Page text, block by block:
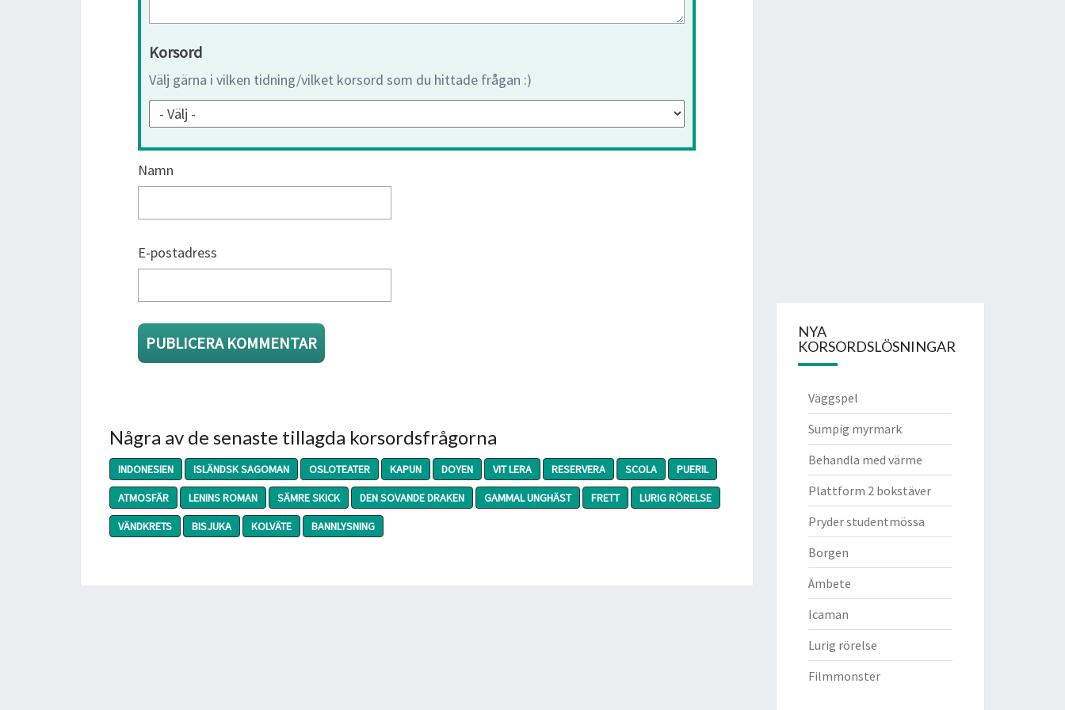
Korsord
Välj gärna i vilken tidning/vilket korsord som du hittade frågan :)
Namn
E-postadress
Några av de senaste tillagda korsordsfrågorna
INDONESIEN ISLÄNDSK SAGOMAN OSLOTEATER KAPUN DOYEN VIT LERA RESERVERA SCOLA
PUERIL
ATMOSFÄR
LENINS ROMAN SÄMRE SKICK DEN SOVANDE DRAKEN GAMMAL UNGHÄST FRETT
LURIG RÖRELSE
VÄNDKRETS
BISJUKA KOLVÄTE BANNLYSNING
NYA
KORSORDSLÖSNINGAR
Väggspel
Sumpig myrmark
Behandla med värme
Plattform 2 bokstäver
Pryder studentmössa
Borgen
Ämbete
Icaman
Lurig rörelse
Filmmonster